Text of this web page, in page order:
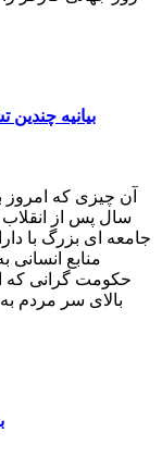
بیانیه
جامعه ای بزرگ با
منابع
حکومت گرانی که
بالای سر مردم